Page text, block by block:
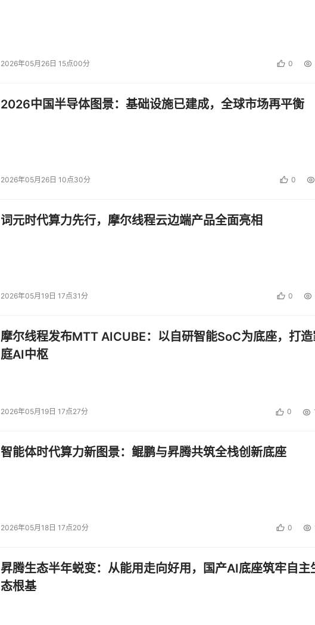
2026年05月26日 15点00分 0
2026中国半导体图景：基础设施已建成，全球市场再平衡
2026年05月26日 10点30分 0
词元时代算力先行，摩尔线程云边端产品全面亮相
2026年05月19日 17点31分 0
摩尔线程发布MTT AICUBE：以自研智能SoC为底座，打
庭AI中枢
2026年05月19日 17点27分 0
智能体时代算力新图景：鲲鹏与昇腾共筑全栈创新底座
2026年05月18日 17点20分 0
昇腾生态半年蜕变：从能用走向好用，国产AI底座筑牢自主
态根基